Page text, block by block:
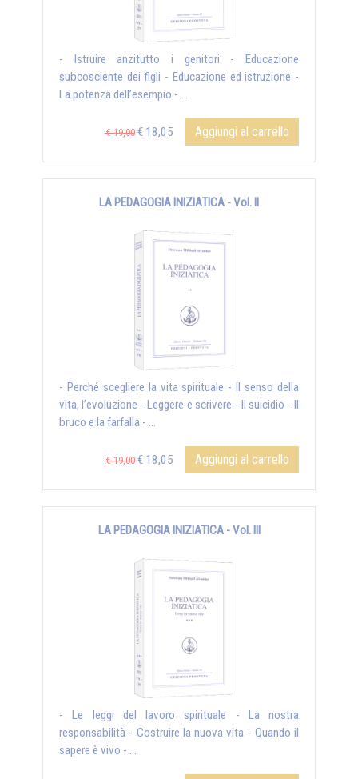
- Istruire anzitutto i genitori - Educazione
subcosciente dei figli - Educazione ed istruzione -
La potenza dell’esempio - ...
€ 19,00 € 18,05 Aggiungi al carrello
LA PEDAGOGIA INIZIATICA - Vol. II
- Perché scegliere la vita spirituale - Il senso della
vita, l’evoluzione - Leggere e scrivere - Il suicidio - Il
bruco e la farfalla - ...
€ 19,00 € 18,05 Aggiungi al carrello
LA PEDAGOGIA INIZIATICA - Vol. III
- Le leggi del lavoro spirituale - La nostra
responsabilità - Costruire la nuova vita - Quando il
sapere è vivo - ...